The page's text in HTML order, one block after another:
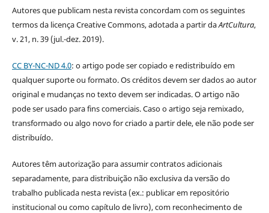
Autores que publicam nesta revista concordam com os seguintes
termos da licença Creative Commons, adotada a partir daArtCultura,
v. 21, n. 39 (jul.-dez. 2019).
CC BY-NC-ND 4.0: o artigo pode ser copiado e redistribuído em
qualquer suporte ou formato. Os créditos devem ser dados ao autor
original e mudanças no texto devem ser indicadas. O artigo não
pode ser usado para fins comerciais. Caso o artigo seja remixado,
transformado ou algo novo for criado a partir dele, ele não pode ser
distribuído.
Autores têm autorização para assumir contratos adicionais
separadamente, para distribuição não exclusiva da versão do
trabalho publicada nesta revista (ex.: publicar em repositório
institucional ou como capítulo de livro), com reconhecimento de